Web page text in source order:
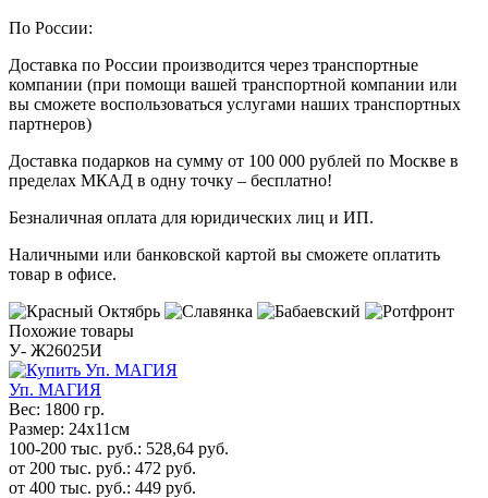
По России:
Доставка по России производится через транспортные
компании (при помощи вашей транспортной компании или
вы сможете воспользоваться услугами наших транспортных
партнеров)
Доставка подарков на сумму от 100 000 рублей по Москве в
пределах МКАД в одну точку – бесплатно!
Безналичная оплата для юридических лиц и ИП.
Наличными или банковской картой вы сможете оплатить
товар в офисе.
Похожие товары
У- Ж26025И
Уп. МАГИЯ
Вес: 1800 гр.
Размер: 24х11см
100-200 тыс. руб.: 528,64 руб.
от 200 тыс. руб.: 472 руб.
от 400 тыс. руб.: 449 руб.